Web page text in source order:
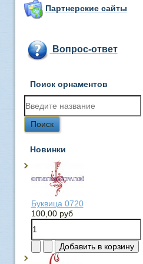
Партнерские сайты
Вопрос-ответ
Поиск орнаментов
Новинки
Буквица 0720
100,00 руб